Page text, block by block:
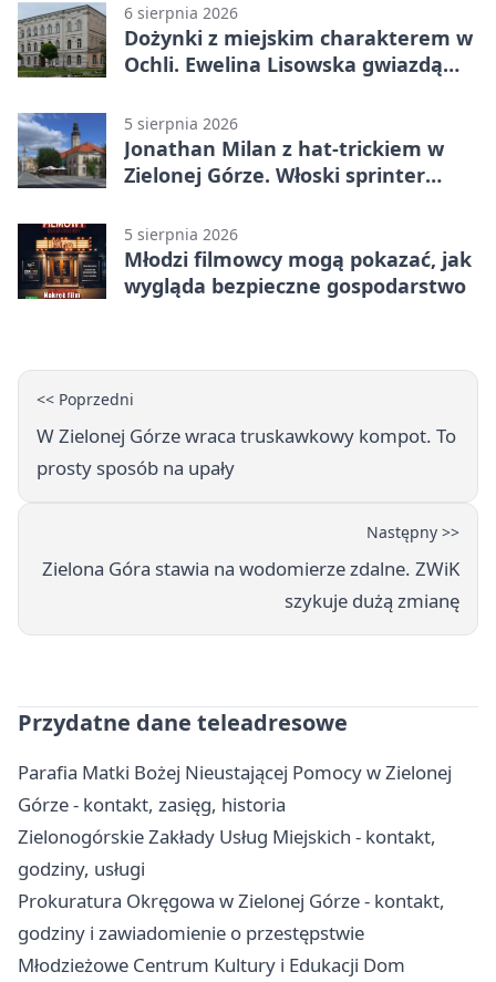
6 sierpnia 2026
Dożynki z miejskim charakterem w
Ochli. Ewelina Lisowska gwiazdą
5 sierpnia 2026
Jonathan Milan z hat-trickiem w
Zielonej Górze. Włoski sprinter
5 sierpnia 2026
Młodzi filmowcy mogą pokazać, jak
wygląda bezpieczne gospodarstwo
<< Poprzedni
W Zielonej Górze wraca truskawkowy kompot. To
prosty sposób na upały
Następny >>
Zielona Góra stawia na wodomierze zdalne. ZWiK
szykuje dużą zmianę
Przydatne dane teleadresowe
Parafia Matki Bożej Nieustającej Pomocy w Zielonej
Górze - kontakt, zasięg, historia
Zielonogórskie Zakłady Usług Miejskich - kontakt,
godziny, usługi
Prokuratura Okręgowa w Zielonej Górze - kontakt,
godziny i zawiadomienie o przestępstwie
Młodzieżowe Centrum Kultury i Edukacji Dom